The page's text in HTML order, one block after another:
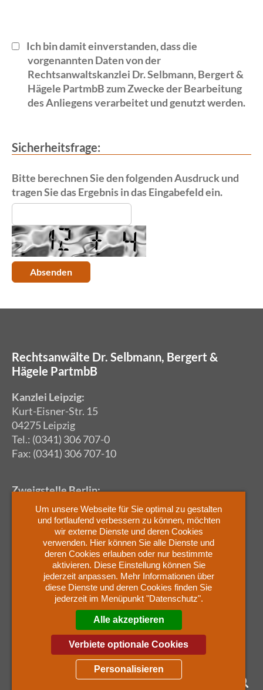
vorgenannten Daten von der
Rechtsanwaltskanzlei Dr. Selbmann, Bergert &
Hägele PartmbB zum Zwecke der Bearbeitung
des Anliegens verarbeitet und genutzt werden.
Sicherheitsfrage:
Bitte berechnen Sie den folgenden Ausdruck und
tragen Sie das Ergebnis in das Eingabefeld ein.
Rechtsanwälte Dr. Selbmann, Bergert &
Hägele PartmbB
Kanzlei Leipzig:
Kurt-Eisner-Str. 15
04275 Leipzig
Tel.: (0341) 306 707-0
Fax: (0341) 306 707-10
Zweigstelle Berlin:
Kurfürstendamm 234
10719 Berlin
Tel.: (030) 12 06 48 559
Startseite
Mandantenbereich
Um unsere Webseite für Sie optimal zu gestalten
und fortlaufend verbessern zu können, möchten
wir externe Dienste und deren Cookies
verwenden. Hier können Sie alle Dienste und
deren Cookies erlauben oder nur bestimmte
aktivieren. Diese Einstellung können Sie
jederzeit anpassen. Mehr Informationen über
diese Dienste und deren Cookies finden Sie
jederzeit im Menüpunkt "Datenschutz".
Alle akzeptieren
Verbiete optionale Cookies
Personalisieren